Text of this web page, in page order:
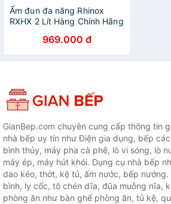
Ấm đun đa năng Rhinox
RXHX 2 Lít Hàng Chính Hãng
969.000 đ
GianBep.com chuyên cung cấp thông tin
nhà bếp uy tín như Điện gia dụng, bếp
bình thủy, máy pha cà phê, lò vi sóng, lò
máy ép, máy hút khói. Dụng cụ nhà bếp
dao kéo, thớt, kệ tủ, ấm nước, bếp
bình, ly cốc, tô chén dĩa, đũa muỗng nĩa,
phòng ăn như bàn ghế phòng ăn, tủ kệ,